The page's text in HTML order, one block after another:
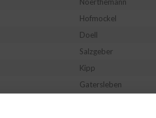
Hofmockel
Doell
Salzgeber
Kipp
Gatersleben